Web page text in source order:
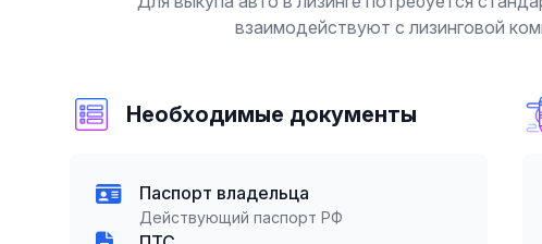
взаимодействуют с лизинговой
Необходимые документы
Паспорт владельца
Действующий паспорт РФ